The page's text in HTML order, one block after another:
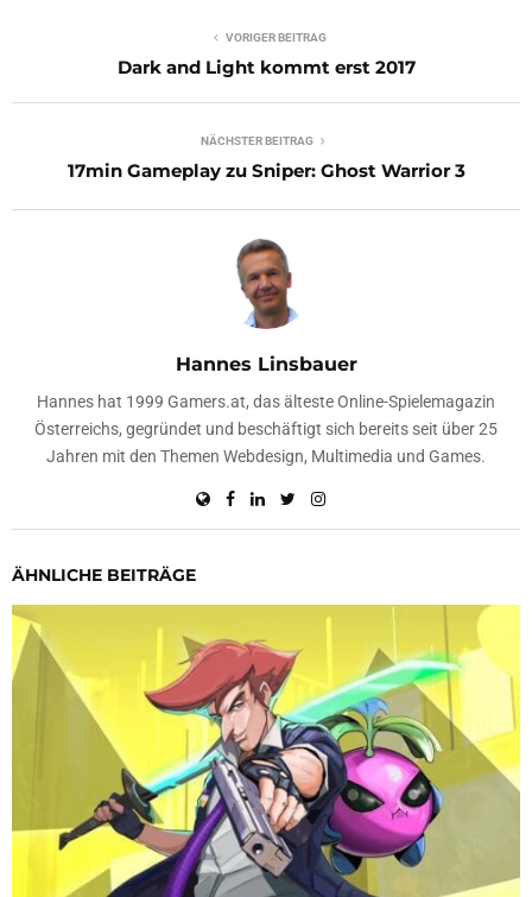
VORIGER BEITRAG
Dark and Light kommt erst 2017
NÄCHSTER BEITRAG
17min Gameplay zu Sniper: Ghost Warrior 3
Hannes Linsbauer
Hannes hat 1999 Gamers.at, das älteste Online-Spielemagazin
Österreichs, gegründet und beschäftigt sich bereits seit über 25
Jahren mit den Themen Webdesign, Multimedia und Games.
ÄHNLICHE BEITRÄGE